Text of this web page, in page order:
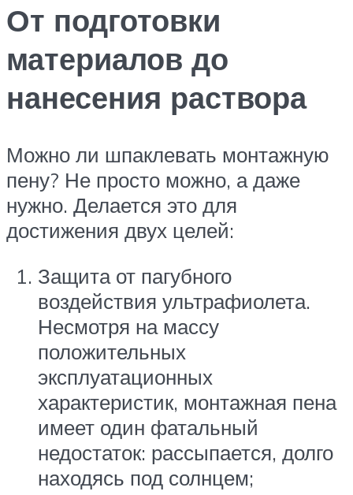
От подготовки
материалов до
нанесения раствора
Можно ли шпаклевать монтажную
пену? Не просто можно, а даже
нужно. Делается это для
достижения двух целей:
Защита от пагубного
воздействия ультрафиолета.
Несмотря на массу
положительных
эксплуатационных
характеристик, монтажная пена
имеет один фатальный
недостаток: рассыпается, долго
находясь под солнцем;